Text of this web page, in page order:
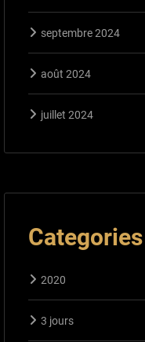
septembre 2024
août 2024
juillet 2024
Categories
2020
3 jours